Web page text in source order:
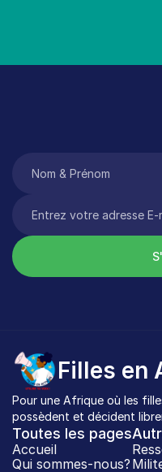
Filles en
Pour une Afrique où les
possèdent et décident
Toutes les pages
Accueil
Qui sommes-nous?